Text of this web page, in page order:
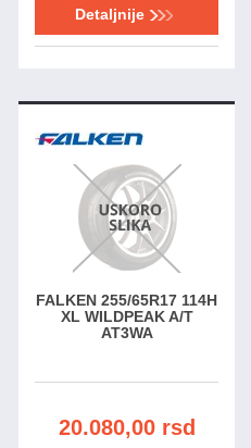
Detaljnije
FALKEN 255/65R17 114H
XL WILDPEAK A/T
AT3WA
20.080,00 rsd